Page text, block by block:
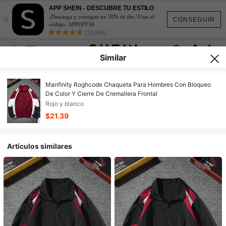
CONSEGUIR
×
APP SHEIN - DESCUBRE TU ESTILO
¡Descarga y consigue un 30% de dto.!Usar el
código: APPOFF30
(95,960)
Similar
Manfinity Roghcode Chaqueta Para Hombres Con Bloqueo
De Color Y Cierre De Cremallera Frontal
Rojo y blanco
$21.39
Artículos similares